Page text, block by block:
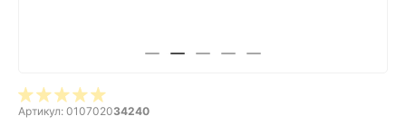
Артикул: 010702034240